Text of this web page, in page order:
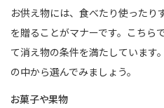
お供え物には、食べたり使ったり
を贈ることがマナーです。こちら
て消え物の条件を満たしています
の中から選んでみましょう。
お菓子や果物